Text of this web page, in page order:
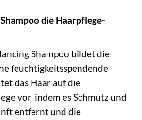
die Haarpflege-
Shampoo bildet die
feuchtigkeitsspendende
das Haar auf die
vor, indem es Schmutz und
entfernt und die